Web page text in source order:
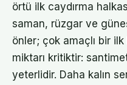
örtü ilk caydırma
saman, rüzgar ve
önler; çok amaçlı bir ilk
miktarı kritiktir:
yeterlidir. Daha kalın